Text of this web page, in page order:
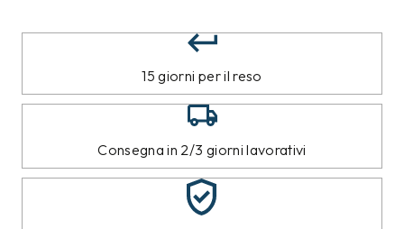
15 giorni per il reso
Consegna in 2/3 giorni lavorativi